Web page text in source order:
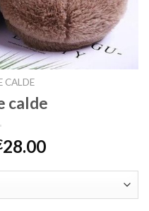
CALDE
calde
28.00